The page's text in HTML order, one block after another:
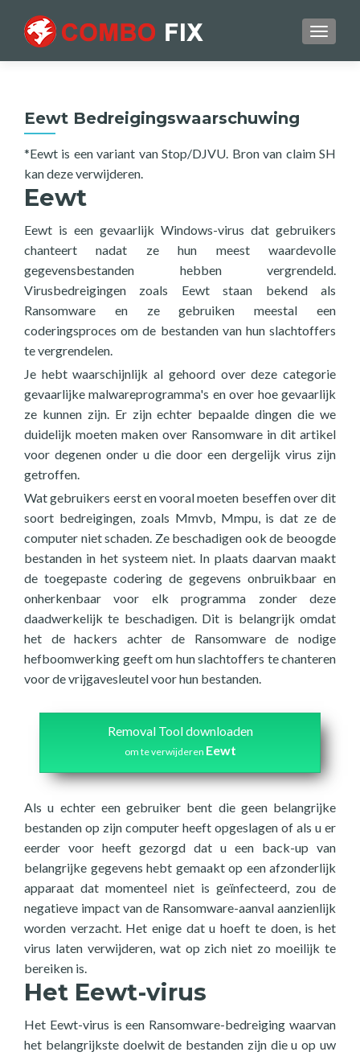
Eewt Bedreigingswaarschuwing
*Eewt is een variant van Stop/DJVU. Bron van claim SH
kan deze verwijderen.
Eewt
Eewt is een gevaarlijk Windows-virus dat gebruikers
chanteert nadat ze hun meest waardevolle
gegevensbestanden hebben vergrendeld.
Virusbedreigingen zoals Eewt staan bekend als
Ransomware en ze gebruiken meestal een
coderingsproces om de bestanden van hun slachtoffers
te vergrendelen.
Je hebt waarschijnlijk al gehoord over deze categorie
gevaarlijke malwareprogramma's en over hoe gevaarlijk
ze kunnen zijn. Er zijn echter bepaalde dingen die we
duidelijk moeten maken over Ransomware in dit artikel
voor degenen onder u die door een dergelijk virus zijn
getroffen.
Wat gebruikers eerst en vooral moeten beseffen over dit
soort bedreigingen, zoals Mmvb, Mmpu, is dat ze de
computer niet schaden. Ze beschadigen ook de beoogde
bestanden in het systeem niet. In plaats daarvan maakt
de toegepaste codering de gegevens onbruikbaar en
onherkenbaar voor elk programma zonder deze
daadwerkelijk te beschadigen. Dit is belangrijk omdat
het de hackers achter de Ransomware de nodige
hefboomwerking geeft om hun slachtoffers te chanteren
voor de vrijgavesleutel voor hun bestanden.
Removal Tool downloaden
om te verwijderen Eewt
Als u echter een gebruiker bent die geen belangrijke
bestanden op zijn computer heeft opgeslagen of als u er
eerder voor heeft gezorgd dat u een back-up van
belangrijke gegevens hebt gemaakt op een afzonderlijk
apparaat dat momenteel niet is geïnfecteerd, zou de
negatieve impact van de Ransomware-aanval aanzienlijk
worden verzacht. Het enige dat u hoeft te doen, is het
virus laten verwijderen, wat op zich niet zo moeilijk te
bereiken is.
Het Eewt-virus
Het Eewt-virus is een Ransomware-bedreiging waarvan
het belangrijkste doelwit de bestanden zijn die u op uw